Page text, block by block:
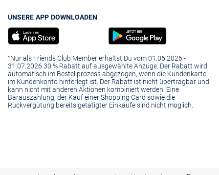
UNSERE APP DOWNLOADEN
¹Nur als Friends Club Member erhältst Du vom 01.06.2026 -
31.07.2026 30 % Rabatt auf ausgewählte Anzüge. Der Rabatt wird
automatisch im Bestellprozess abgezogen, wenn die Kundenkarte
im Kundenkonto hinterlegt ist. Der Rabatt ist nicht übertragbar und
kann nicht mit anderen Aktionen kombiniert werden. Eine
Barauszahlung, der Kauf einer Shopping Card sowie die
Rückvergütung bereits getätigter Einkäufe sind nicht möglich.